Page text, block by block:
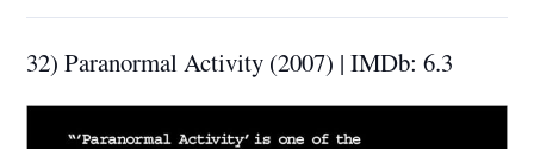
32) Paranormal Activity (2007) | IMDb: 6.3